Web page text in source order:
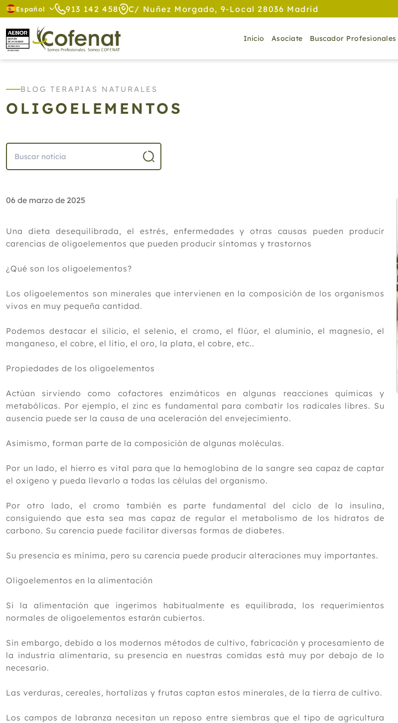
Español 913 142 458 C/ Nuñez Morgado, 9-Local 28036 Madrid
Inicio Asociate Buscador Profesionales
BLOG TERAPIAS NATURALES
OLIGOELEMENTOS
06 de marzo de 2025
Una dieta desequilibrada, el estrés, enfermedades y otras causas pueden producir
carencias de oligoelementos que pueden producir síntomas y trastornos
¿Qué son los oligoelementos?
Los oligoelementos son minerales que intervienen en la composición de los organismos
vivos en muy pequeña cantidad.
Podemos destacar el silicio, el selenio, el cromo, el flúor, el aluminio, el magnesio, el
manganeso, el cobre, el litio, el oro, la plata, el cobre, etc..
Propiedades de los oligoelementos
Actúan sirviendo como cofactores enzimáticos en algunas reacciones químicas y
metabólicas. Por ejemplo, el zinc es fundamental para combatir los radicales libres. Su
ausencia puede ser la causa de una aceleración del envejecimiento.
Asimismo, forman parte de la composición de algunas moléculas.
Por un lado, el hierro es vital para que la hemoglobina de la sangre sea capaz de captar
el oxigeno y pueda llevarlo a todas las células del organismo.
Por otro lado, el cromo también es parte fundamental del ciclo de la insulina,
consiguiendo que esta sea mas capaz de regular el metabolismo de los hidratos de
carbono. Su carencia puede facilitar diversas formas de diabetes.
Su presencia es mínima, pero su carencia puede producir alteraciones muy importantes.
Oligoelementos en la alimentación
Si la alimentación que ingerimos habitualmente es equilibrada, los requerimientos
normales de oligoelementos estarán cubiertos.
Sin embargo, debido a los modernos métodos de cultivo, fabricación y procesamiento de
la industria alimentaria, su presencia en nuestras comidas está muy por debajo de lo
necesario.
Las verduras, cereales, hortalizas y frutas captan estos minerales, de la tierra de cultivo.
Los campos de labranza necesitan un reposo entre siembras que el tipo de agricultura